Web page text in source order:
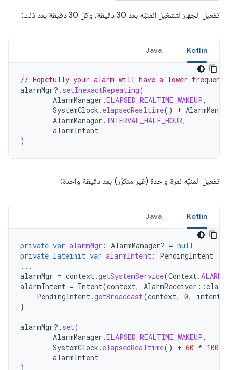
تفعيل الجهاز لتشغيل المنبّه بعد 30 دقيقة، وكل 30 دقيقة بعد ذلك:
Kotlin
Java
// Hopefully your alarm will have a lower
alarmMgr?. setInexactRepeating(
AlarmManager .ELAPSED_REALTIME_WAKEUP,
SystemClock . elapsedRealtime() +
AlarmManager . INTERVAL_HALF_HOUR,
alarmIntent
)
تفعيل المنبّه لمرة واحدة (غير متكرّر) بعد دقيقة واحدة:
Kotlin
Java
private var alarmMgr : AlarmManager? = null
private lateinit var alarmIntent :
PendingIntent
...
alarmMgr = context.getSystemService(Context.
alarmIntent = Intent(context, AlarmReceiver ::class
PendingIntent.getBroadcast(context, 0, intent
}
alarmMgr?. set(
AlarmManager .ELAPSED_REALTIME_WAKEUP,
SystemClock . elapsedRealtime() + 60 * 1000
alarmIntent
)